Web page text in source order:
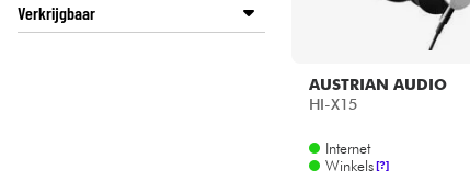
Verkrijgbaar
AUSTRIAN AUDIO
HI-X15
Internet
Winkels[?]